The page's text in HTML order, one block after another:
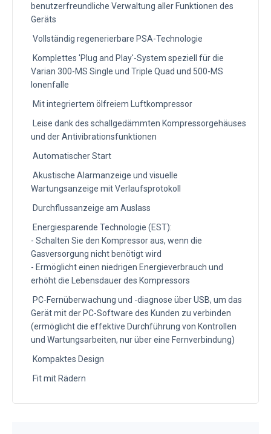
benutzerfreundliche Verwaltung aller Funktionen des
Geräts
Vollständig regenerierbare PSA-Technologie
Komplettes 'Plug and Play'-System speziell für die
Varian 300-MS Single und Triple Quad und 500-MS
Ionenfalle
Mit integriertem ölfreiem Luftkompressor
Leise dank des schallgedämmten Kompressorgehäuses
und der Antivibrationsfunktionen
Automatischer Start
Akustische Alarmanzeige und visuelle
Wartungsanzeige mit Verlaufsprotokoll
Durchflussanzeige am Auslass
Energiesparende Technologie (EST):
- Schalten Sie den Kompressor aus, wenn die
Gasversorgung nicht benötigt wird
- Ermöglicht einen niedrigen Energieverbrauch und
erhöht die Lebensdauer des Kompressors
PC-Fernüberwachung und -diagnose über USB, um das
Gerät mit der PC-Software des Kunden zu verbinden
(ermöglicht die effektive Durchführung von Kontrollen
und Wartungsarbeiten, nur über eine Fernverbindung)
Kompaktes Design
Fit mit Rädern